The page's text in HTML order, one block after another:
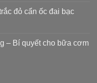
đỏ cẩn ốc đai bạc
– Bí quyết cho bữa cơm